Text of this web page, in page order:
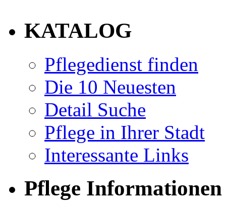
KATALOG
Pflegedienst finden
Die 10 Neuesten
Detail Suche
Pflege in Ihrer Stadt
Interessante Links
Pflege Informationen